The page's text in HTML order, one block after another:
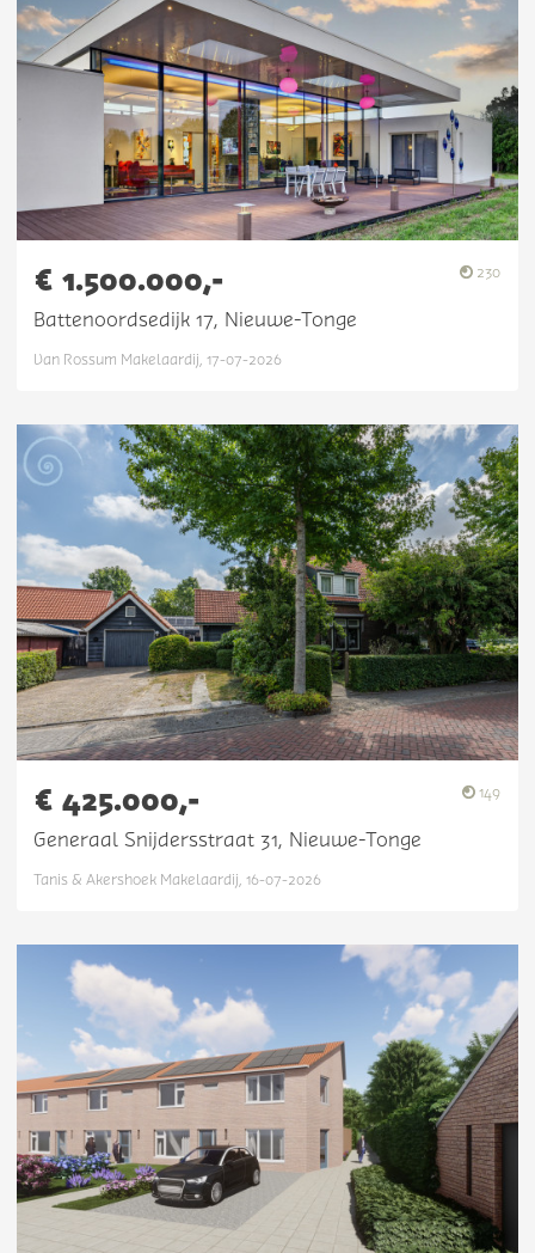
€ 1.500.000,- 230
Battenoordsedijk 17, Nieuwe-Tonge
Van Rossum Makelaardij, 17-07-2026
€ 425.000,- 149
Generaal Snijdersstraat 31, Nieuwe-Tonge
Tanis & Akershoek Makelaardij, 16-07-2026